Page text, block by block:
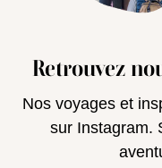
Retrouvez
Nos voyages et
sur Instagram.